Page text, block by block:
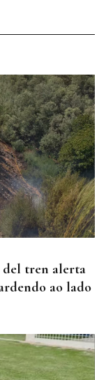
es crecer
el equipo
del tren alerta
ao lado